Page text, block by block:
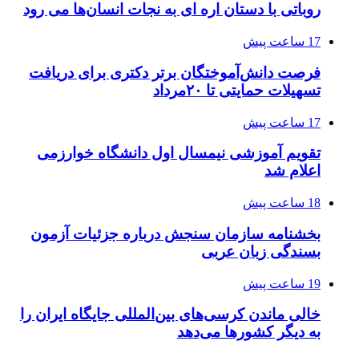
روباتی با دستان اره ای به نجات انسان‌ها می رود
17 ساعت پیش
فرصت دانش‌آموختگان برتر دکتری‌ برای دریافت
تسهیلات حمایتی تا ۲۰مرداد
17 ساعت پیش
تقویم آموزشی نیمسال اول دانشگاه خوارزمی
اعلام شد
18 ساعت پیش
بخشنامه سازمان سنجش درباره جزئیات آزمون
بسندگی زبان عربی
19 ساعت پیش
خالی ماندن کرسی‌های بین‌المللی جایگاه ایران را
به دیگر کشورها می‌دهد